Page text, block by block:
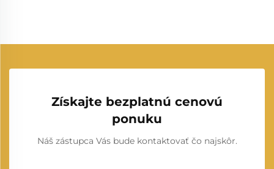
Získajte bezplatnú cenovú
ponuku
Náš zástupca Vás bude kontaktovať čo najskôr.